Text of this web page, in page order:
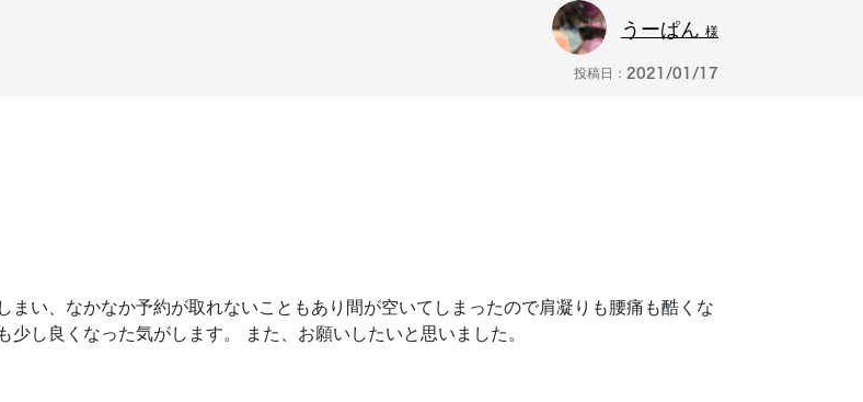
お問い合わせ
うーぱん 様
投稿日： 2021/01/17
い、なかなか予約が取れないこともあり間が空いてしまったので肩凝りも腰痛も酷くな
し良くなった気がします。 また、お願いしたいと思いました。